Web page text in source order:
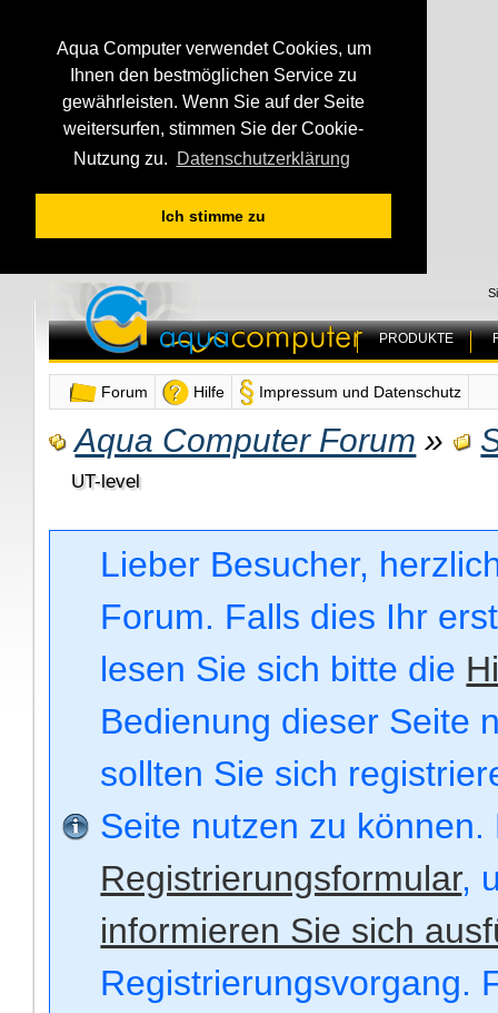
Aqua Computer verwendet Cookies, um
Ihnen den bestmöglichen Service zu
gewährleisten. Wenn Sie auf der Seite
weitersurfen, stimmen Sie der Cookie-
Nutzung zu.
Datenschutzerklärung
Ich stimme zu
PRODUKTE
Forum Hilfe Impressum und Datenschutz
Aqua Computer Forum »
UT-level
Lieber Besucher,
Forum. Falls dies Ihr
lesen Sie sich bitte die
Bedienung dieser Seite
sollten Sie sich
Seite nutzen zu
Registrierungsformular,
informieren Sie sich
Registrierungsvorgang.